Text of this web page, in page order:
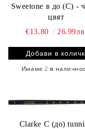
Sweetone в до (C) -
цвят
€13.80
Имаме2 в
Clarke C (до) tunning